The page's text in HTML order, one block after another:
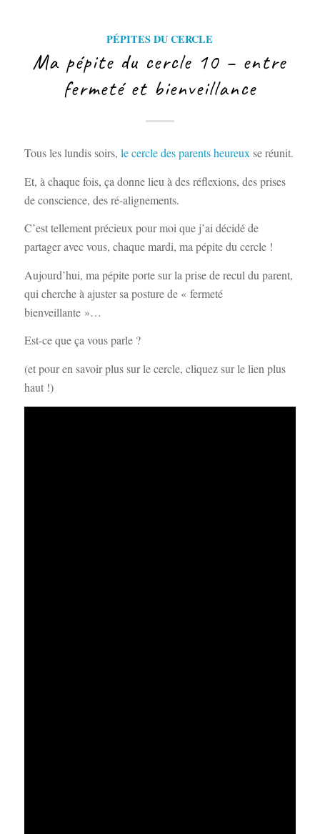
PÉPITES DU CERCLE
Ma pépite du cercle 10 – entre
fermeté et bienveillance
Tous les lundis soirs, le cercle des parents heureux se réunit.
Et, à chaque fois, ça donne lieu à des réflexions, des prises
de conscience, des ré-alignements.
C’est tellement précieux pour moi que j’ai décidé de
partager avec vous, chaque mardi, ma pépite du cercle !
Aujourd’hui, ma pépite porte sur la prise de recul du parent,
qui cherche à ajuster sa posture de « fermeté
bienveillante »…
Est-ce que ça vous parle ?
(et pour en savoir plus sur le cercle, cliquez sur le lien plus
haut !)